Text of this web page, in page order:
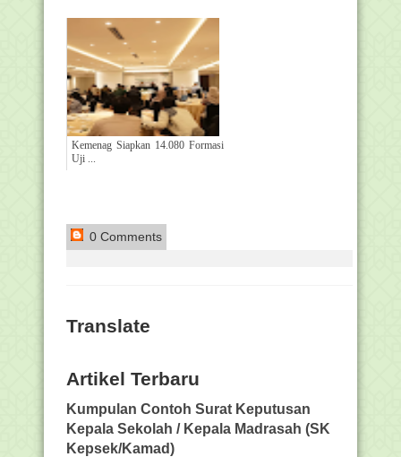
Kemenag Siapkan 14.080 Formasi
Uji ...
0 Comments
Translate
Artikel Terbaru
Kumpulan Contoh Surat Keputusan
Kepala Sekolah / Kepala Madrasah (SK
Kepsek/Kamad)